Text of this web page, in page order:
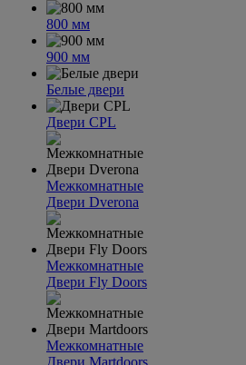
800 мм
900 мм
Белые двери
Двери CPL
Межкомнатные
Двери Dverona
Межкомнатные
Двери Fly Doors
Межкомнатные
Двери Martdoors